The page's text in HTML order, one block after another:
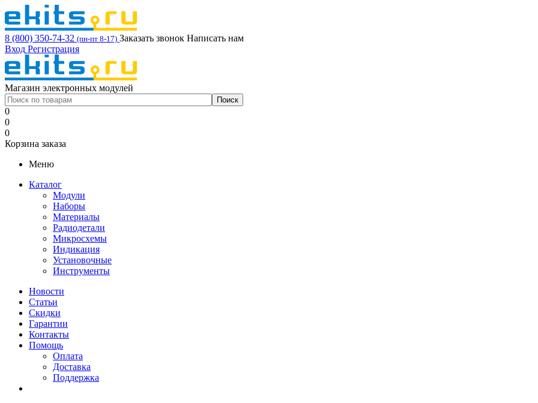
8 (800) 350-74-32 (пн-пт 8-17) Заказать звонок Написать нам
Вход Регистрация
Магазин электронных модулей
0
0
0
Корзина заказа
Меню
Каталог
Модули
Наборы
Материалы
Радиодетали
Микросхемы
Индикация
Установочные
Инструменты
Новости
Статьи
Скидки
Гарантии
Контакты
Помощь
Оплата
Доставка
Поддержка